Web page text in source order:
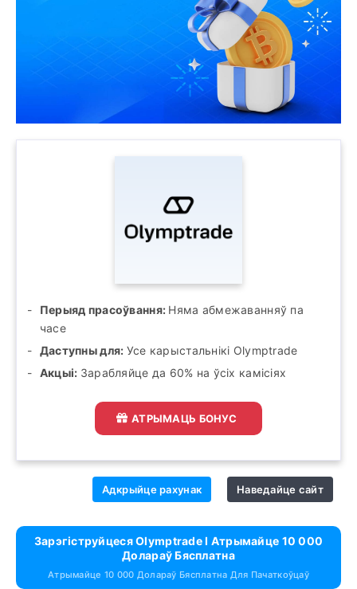
Перыяд прасоўвання: Няма абмежаванняў па
часе
Даступны для: Усе карыстальнікі Olymptrade
Акцыі: Зарабляйце да 60% на ўсіх камісіях
АТРЫМАЦЬ БОНУС
Адкрыйце рахунак Наведайце сайт
Зарэгіструйцеся Olymptrade І Атрымайце 10 000
Долараў Бясплатна
Атрымайце 10 000 Долараў Бясплатна Для Пачаткоўцаў